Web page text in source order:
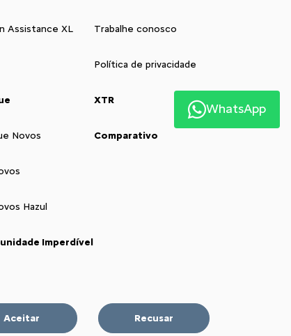
Assistance XL
Novos
Hazul
Imperdível
Trabalhe conosco
Política de privacidade
XTR
Comparativo
nas Redes Sociais:
WhatsApp
Aceitar Recusar